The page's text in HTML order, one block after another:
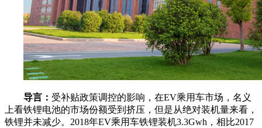
导言： 受补贴政策调控的影响，在EV乘用车市场，名义
上看铁锂电池的市场份额受到挤压，但是从绝对装机量来看，
铁锂并未减少。2018年EV乘用车铁锂装机3.3Gwh，相比2017